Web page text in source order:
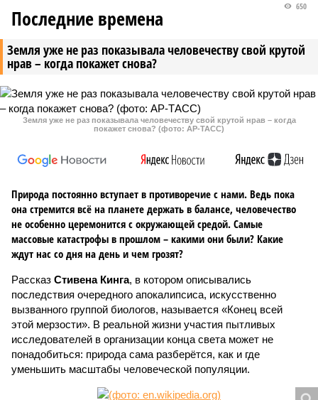
Земля уже не раз показывала человечеству свой крутой
нрав – когда покажет снова?
650
Последние времена
Земля уже не раз показывала человечеству свой крутой нрав – когда
покажет снова? (фото: АР-ТАСС)
Природа постоянно вступает в противоречие с нами. Ведь пока
она стремится всё на планете держать в балансе, человечество
не особенно церемонится с окружающей средой. Самые
массовые катастрофы в прошлом – какими они были? Какие
ждут нас со дня на день и чем грозят?
Рассказ Стивена Кинга, в котором описывались
последствия очередного апокалипсиса, искусственно
вызванного группой биологов, называется «Конец всей
этой мерзости». В реальной жизни участия пытливых
исследователей в организации конца света может не
понадобиться: природа сама разберётся, как и где
уменьшить масштабы человеческой популяции.